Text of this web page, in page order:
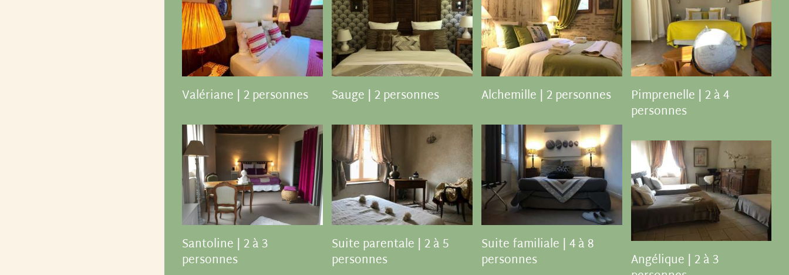
Valériane | 2 personnes Sauge | 2 personnes Alchemille | 2 personnes Pimprenelle | 2 à 4
personnes
Santoline | 2 à 3
personnes
Suite parentale | 2 à 5
personnes
Suite familiale | 4 à 8
personnes Angélique | 2 à 3